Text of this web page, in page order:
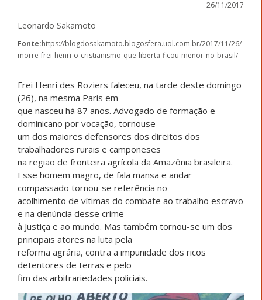
26/11/2017
Leonardo Sakamoto
Fonte:https://blogdosakamoto.blogosfera.uol.com.br/2017/11/26/
morre-frei-henri-o-cristianismo-que-liberta-ficou-menor-no-brasil/
Frei Henri des Roziers faleceu, na tarde deste domingo
(26), na mesma Paris em
que nasceu há 87 anos. Advogado de formação e
dominicano por vocação, tornouse
um dos maiores defensores dos direitos dos
trabalhadores rurais e camponeses
na região de fronteira agrícola da Amazônia brasileira.
Esse homem magro, de fala mansa e andar
compassado tornou-se referência no
acolhimento de vítimas do combate ao trabalho escravo
e na denúncia desse crime
à Justiça e ao mundo. Mas também tornou-se um dos
principais atores na luta pela
reforma agrária, contra a impunidade dos ricos
detentores de terras e pelo
fim das arbitrariedades policiais.